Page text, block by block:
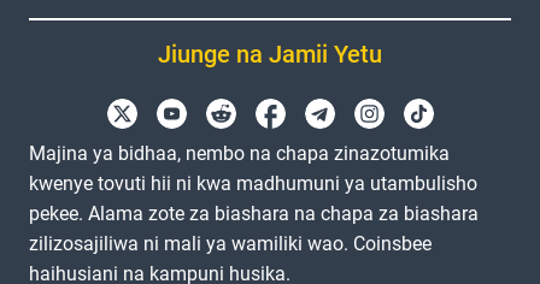
Jiunge na Jamii Yetu
Majina ya bidhaa, nembo na chapa zinazotumika
kwenye tovuti hii ni kwa madhumuni ya utambulisho
pekee. Alama zote za biashara na chapa za biashara
zilizosajiliwa ni mali ya wamiliki wao. Coinsbee
haihusiani na kampuni husika.